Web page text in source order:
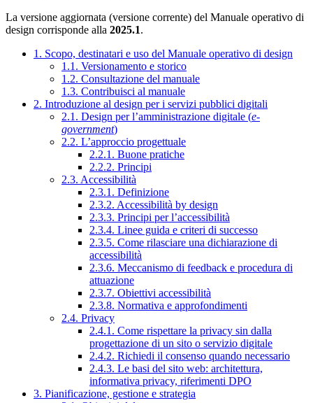
La versione aggiornata (versione corrente) del Manuale operativo di
design corrisponde alla 2025.1.
1. Scopo, destinatari e uso del Manuale operativo di design
1.1. Versionamento e storico
1.2. Consultazione del manuale
1.3. Contribuisci al manuale
2. Introduzione al design per i servizi pubblici digitali
2.1. Design per l’amministrazione digitale (e-
government)
2.2. L’approccio progettuale
2.2.1. Buone pratiche
2.2.2. Principi
2.3. Accessibilità
2.3.1. Definizione
2.3.2. Accessibilità by design
2.3.3. Principi per l’accessibilità
2.3.4. Linee guida e criteri di successo
2.3.5. Come rilasciare una dichiarazione di
accessibilità
2.3.6. Meccanismo di feedback e procedura di
attuazione
2.3.7. Obiettivi accessibilità
2.3.8. Normativa e approfondimenti
2.4. Privacy
2.4.1. Come rispettare la privacy sin dalla
progettazione di un sito o servizio digitale
2.4.2. Richiedi il consenso quando necessario
2.4.3. Le basi del sito web: architettura,
informativa privacy, riferimenti DPO
3. Pianificazione, gestione e strategia